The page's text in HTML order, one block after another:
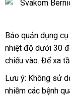
Svakom
Bernice
dương
giả
3
Bảo quản dụng
nhiệt độ dưới 30
chiếu vàotiki
. Để xa
Lưu ý: Không sử
nhiễm thương
các bệnh